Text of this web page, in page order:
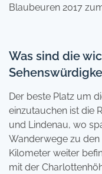
Blaubeuren 2017
Was sind die
Der beste Platz um
einzutauchen ist die
und Lindenau, wo
Wanderwege zu
Kilometer weiter
mit der